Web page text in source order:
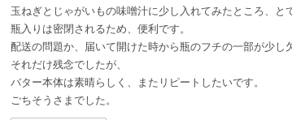
玉ねぎとじゃがいもの味噌汁に少し入れてみたところ、と
瓶入りは密閉されるため、便利です。
配送の問題か、届いて開けた時から瓶のフチの一部が少し
それだけ残念でしたが、
バター本体は素晴らしく、またリピートしたいです。
ごちそうさまでした。